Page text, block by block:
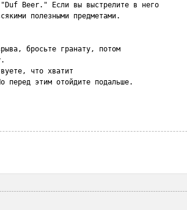
Beer." Если вы выстрелите в него
полезными предметами.
бросьте гранату, потом
что хватит
перед этим отойдите подальше.